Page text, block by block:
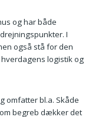
og har både
I
også stå for den
logistik og
omfatter bl.a. Skåde
begreb dækker det